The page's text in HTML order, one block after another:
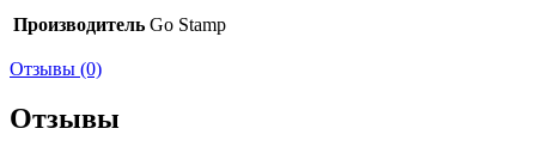
Производитель Go Stamp
Отзывы (0)
Отзывы